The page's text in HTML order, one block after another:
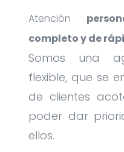
Atención
completo y de
Somos una
flexible, que se
de clientes
poder dar
ellos.